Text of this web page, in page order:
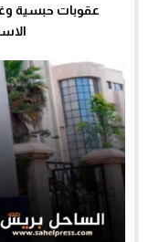
عقوبات حبسية